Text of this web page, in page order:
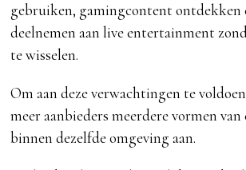
gebruiken, gamingcontent ontdekken
deelnemen aan live entertainment
te wisselen.
Om aan deze verwachtingen te
meer aanbieders meerdere vormen
binnen dezelfde omgeving aan.